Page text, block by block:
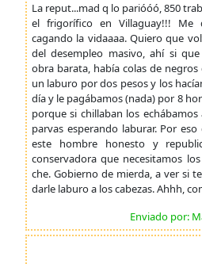
La reput...mad q lo parióóó, 850
el frigorífico en Villaguay!!! Me
cagando la vidaaaa. Quiero que
del desempleo masivo, ahí si
obra barata, había colas de
un laburo por dos pesos y los
día y le pagábamos (nada) por 8
porque si chillaban los
parvas esperando laburar. Por
este hombre honesto y
conservadora que necesitamos
che. Gobierno de mierda, a ver si
darle laburo a los cabezas. Ahhh,
Enviado por: